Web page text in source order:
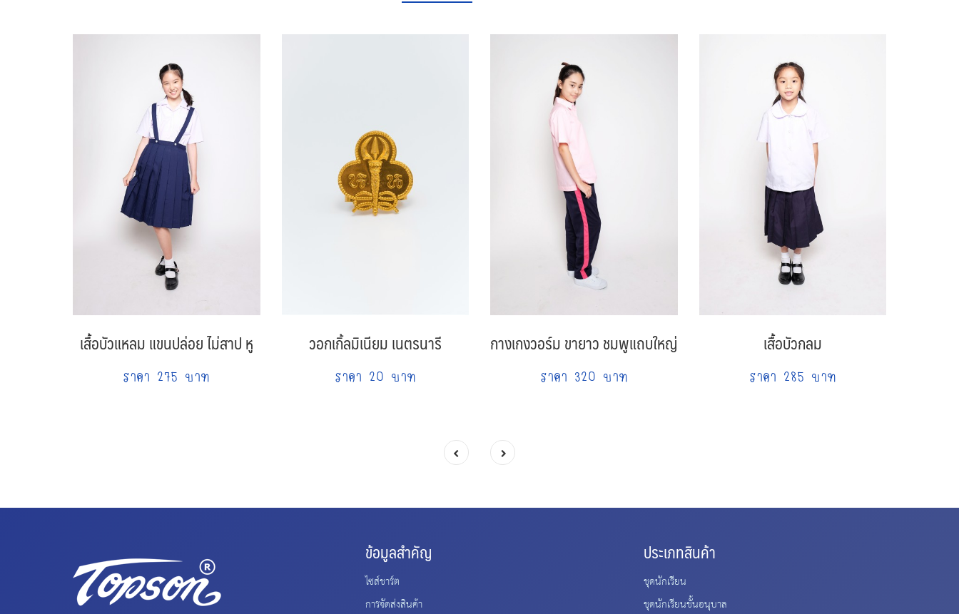
เสื้อบัวแหลม แขนปล่อย ไม่สาป หู
ราคา 275 บาท
วอกเกิ้ลมิเนียม เนตรนารี
ราคา 20 บาท
กางเกงวอร์ม ขายาว ชมพูแถบใหญ่
ราคา 320 บาท
เสื้อบัวกลม
ราคา 285 บาท
ข้อมูลสำคัญ
ไซส์ชาร์ต
การจัดส่งสินค้า
ประเภทสินค้า
ชุดนักเรียน
ชุดนักเรียนชั้นอนุบาล